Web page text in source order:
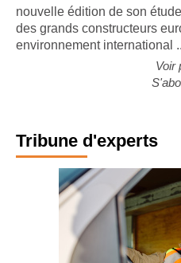
nouvelle édition de son
des grands constructeurs
environnement international
Voir
Tribune d'experts